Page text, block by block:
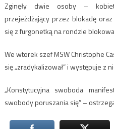
Zginęły dwie osoby –
przejeżdżający przez blokadę
się z furgonetką na rondzie
We wtorek szef MSW Christophe
się „zradykalizował” i występuje z
„Konstytucyjna swoboda
swobody poruszania się” –